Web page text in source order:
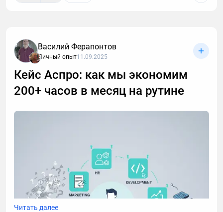
После 40 лет привычные методы тренировок для
пошаговая стратегия для мужчин: как преодолеть
Василий Ферапонтов
Личный опыт11.09.2025
Кейс Аспро: как мы экономим
200+ часов в месяц на рутине
Читать далее